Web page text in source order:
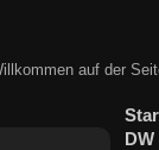
auf der